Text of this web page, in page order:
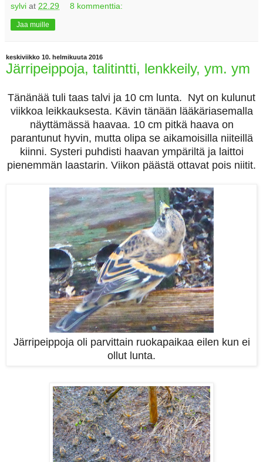
sylvi at 22.29 8 kommenttia:
Jaa muille
keskiviikko 10. helmikuuta 2016
Järripeippoja, talitintti, lenkkeily, ym. ym
Tänänää tuli taas talvi ja 10 cm lunta. Nyt on kulunut
viikkoa leikkauksesta. Kävin tänään lääkäriasemalla
näyttämässä haavaa. 10 cm pitkä haava on
parantunut hyvin, mutta olipa se aikamoisilla niiteillä
kiinni. Systeri puhdisti haavan ympäriltä ja laittoi
pienemmän laastarin. Viikon päästä ottavat pois niitit.
Järripeippoja oli parvittain ruokapaikaa eilen kun ei
ollut lunta.